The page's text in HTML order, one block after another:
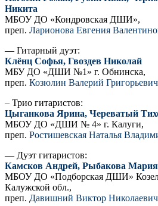
Никита
МБОУ ДО «Кондровская ДШИ»,
преп. Ларионова Евгения
— Гитарный дуэт:
Клёнц Софья, Гвоздев Николай
МБУ ДО «ДШИ №1» г. Обнинска,
преп. Козюлин Валерий Григорьевич
– Трио гитаристов:
Цыганкова Ярина, Череватый
МБОУ ДО «ДШИ № 4» г. Калуги,
преп. Ростишевская Наталья
— Дуэт гитаристов:
Камсков Андрей, Рыбакова Мария
МБОУ ДО «Подборская ДШИ»
Калужской обл.,
преп. Давишний Виктор Николаевич